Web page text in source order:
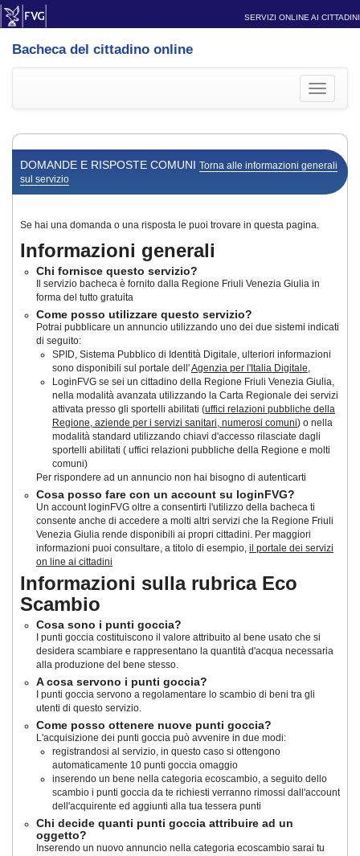
SERVIZI ONLINE AI CITTADINI
Bacheca del cittadino online
Toggle
DOMANDE E RISPOSTE COMUNI Torna alle informazioni generali
sul servizio
Se hai una domanda o una risposta le puoi trovare in questa pagina.
Informazioni generali
Chi fornisce questo servizio?
Il servizio bacheca è fornito dalla Regione Friuli Venezia Giulia in
forma del tutto gratuita
Come posso utilizzare questo servizio?
Potrai pubblicare un annuncio utilizzando uno dei due sistemi indicati
di seguito:
SPID, Sistema Pubblico di Identità Digitale, ulteriori informazioni
sono disponibili sul portale dell'Agenzia per l'Italia Digitale,
LoginFVG se sei un cittadino della Regione Friuli Venezia Giulia,
nella modalità avanzata utilizzando la Carta Regionale dei servizi
attivata presso gli sportelli abilitati (uffici relazioni pubbliche della
Regione, aziende per i servizi sanitari, numerosi comuni) o nella
modalità standard utilizzando chiavi d'accesso rilasciate dagli
sportelli abilitati ( uffici relazioni pubbliche della Regione e molti
comuni)
Per rispondere ad un annuncio non hai bisogno di autenticarti
Cosa posso fare con un account su loginFVG?
Un account loginFVG oltre a consentirti l'utilizzo della bacheca ti
consente anche di accedere a molti altri servizi che la Regione Friuli
Venezia Giulia rende disponibili ai propri cittadini. Per maggiori
informazioni puoi consultare, a titolo di esempio, il portale dei servizi
on line ai cittadini
Informazioni sulla rubrica Eco
Scambio
Cosa sono i punti goccia?
I punti goccia costituiscono il valore attribuito al bene usato che si
desidera scambiare e rappresentano la quantità d'acqua necessaria
alla produzione del bene stesso.
A cosa servono i punti goccia?
I punti goccia servono a regolamentare lo scambio di beni tra gli
utenti di questo servizio.
Come posso ottenere nuove punti goccia?
L'acquisizione dei punti goccia può avvenire in due modi:
registrandosi al servizio, in questo caso si ottengono
automaticamente 10 punti goccia omaggio
inserendo un bene nella categoria ecoscambio, a seguito dello
scambio i punti goccia da te richiesti verranno rimossi dall'account
dell'acquirente ed aggiunti alla tua tessera punti
Chi decide quanti punti goccia attribuire ad un
oggetto?
Inserendo un nuovo annuncio nella categoria ecoscambio sarai tu